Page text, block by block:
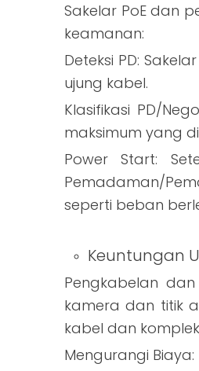
Sakelar PoE dan
keamanan:
Deteksi PD:
ujung kabel.
Klasifikasi PD/
maksimum yang
Power Start:
Pemadaman/
seperti beban
Keuntungan
Pengkabelan
kamera dan titik
kabel dan
Mengurangi